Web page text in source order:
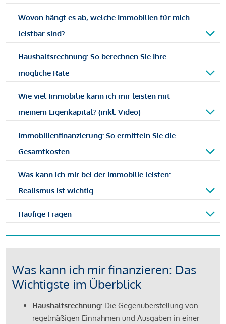
Wovon hängt es ab, welche Immobilien für mich
leistbar sind?
Haushaltsrechnung: So berechnen Sie Ihre
mögliche Rate
Wie viel Immobilie kann ich mir leisten mit
meinem Eigenkapital? (inkl. Video)
Immobilienfinanzierung: So ermitteln Sie die
Gesamtkosten
Was kann ich mir bei der Immobilie leisten:
Realismus ist wichtig
Häufige Fragen
Was kann ich mir finanzieren: Das
Wichtigste im Überblick
Haushaltsrechnung: Die Gegenüberstellung von
regelmäßigen Einnahmen und Ausgaben in einer